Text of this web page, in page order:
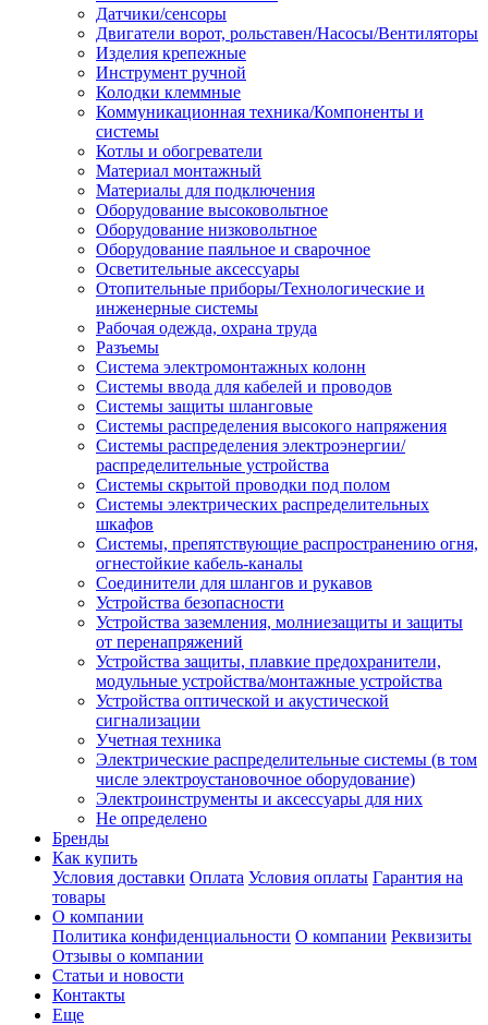
Датчики/сенсоры
Двигатели ворот, рольставен/Насосы/Вентиляторы
Изделия крепежные
Инструмент ручной
Колодки клеммные
Коммуникационная техника/Компоненты и
системы
Котлы и обогреватели
Материал монтажный
Материалы для подключения
Оборудование высоковольтное
Оборудование низковольтное
Оборудование паяльное и сварочное
Осветительные аксессуары
Отопительные приборы/Технологические и
инженерные системы
Рабочая одежда, охрана труда
Разъемы
Система электромонтажных колонн
Системы ввода для кабелей и проводов
Системы защиты шланговые
Системы распределения высокого напряжения
Системы распределения электроэнергии/
распределительные устройства
Системы скрытой проводки под полом
Системы электрических распределительных
шкафов
Системы, препятствующие распространению огня,
огнестойкие кабель-каналы
Соединители для шлангов и рукавов
Устройства безопасности
Устройства заземления, молниезащиты и защиты
от перенапряжений
Устройства защиты, плавкие предохранители,
модульные устройства/монтажные устройства
Устройства оптической и акустической
сигнализации
Учетная техника
Электрические распределительные системы (в том
числе электроустановочное оборудование)
Электроинструменты и аксессуары для них
Не определено
Бренды
Как купить
Условия доставки Оплата Условия оплаты Гарантия на
товары
О компании
Политика конфиденциальности О компании Реквизиты
Отзывы о компании
Статьи и новости
Контакты
Еще